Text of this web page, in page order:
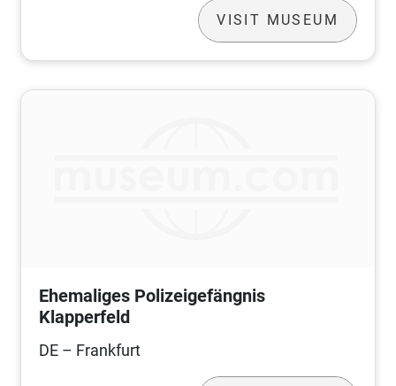
VISIT MUSEUM
Ehemaliges Polizeigefängnis
Klapperfeld
DE – Frankfurt